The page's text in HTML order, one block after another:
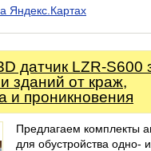
Яндекс.Картах
датчик LZR-S600
зданий от краж,
и проникновения
Предлагаем комплекты
для обустройства одно-